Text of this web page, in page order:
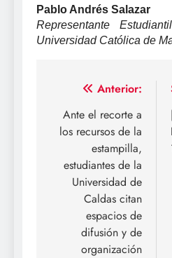
Pablo Andrés Salazar
Representante
Universidad Católica de
Navegación
de
entradas
Anterior:
Ante el recorte a
los recursos de la
estampilla,
estudiantes de la
Universidad de
Caldas citan
espacios de
difusión y de
organización